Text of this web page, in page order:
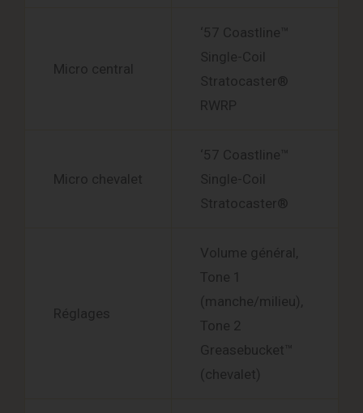
Micro central
‘57 Coastline™
Single-Coil
Stratocaster®
RWRP
Micro chevalet
‘57 Coastline™
Single-Coil
Stratocaster®
Réglages
Volume général,
Tone 1
(manche/milieu),
Tone 2
Greasebucket™
(chevalet)